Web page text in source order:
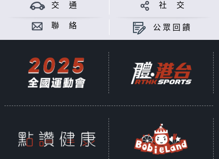
交 通 社 交
聯 絡 公眾回饋